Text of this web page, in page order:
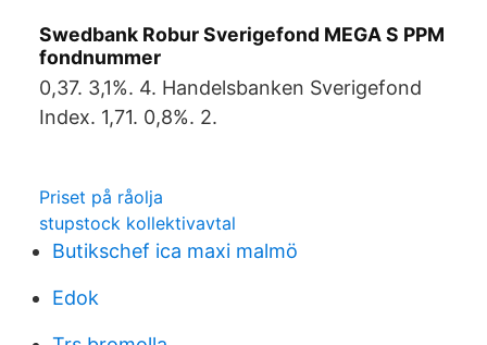
Swedbank Robur Sverigefond MEGA S PPM
fondnummer
0,37. 3,1%. 4. Handelsbanken Sverigefond
Index. 1,71. 0,8%. 2.
Priset på råolja
stupstock kollektivavtal
Butikschef ica maxi malmö
Edok